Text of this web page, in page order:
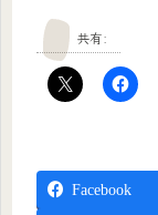
共有:
Facebook